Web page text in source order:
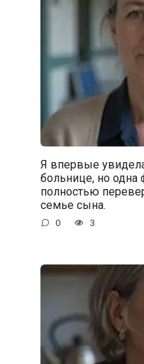
Я впервые
больнице, но одна
полностью
семье сына.
0 3